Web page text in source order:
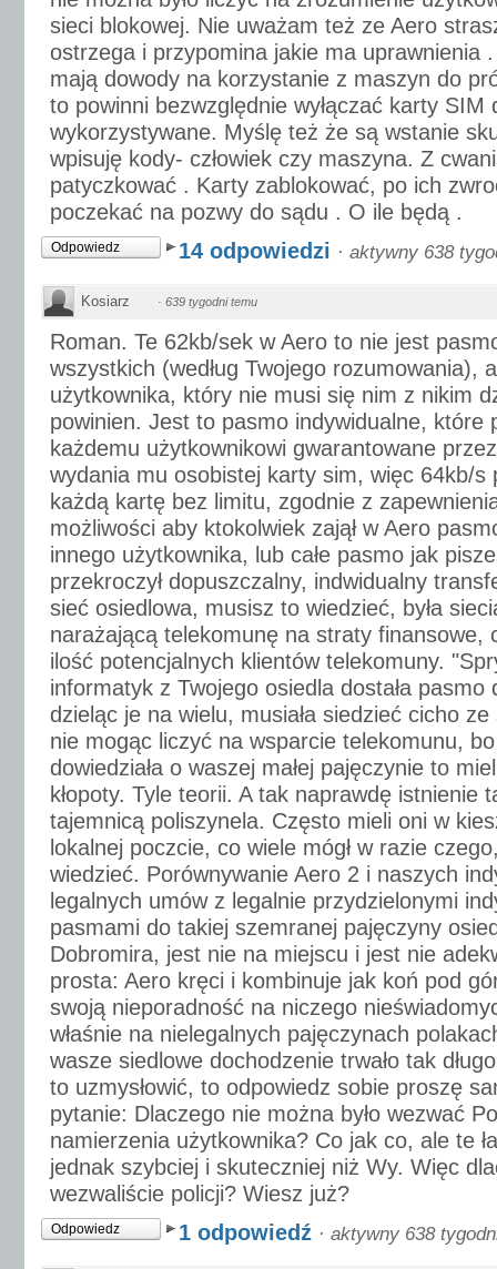
sieci blokowej. Nie uważam też ze Aero
ostrzega i przypomina jakie ma uprawnienia
mają dowody na korzystanie z maszyn do
to powinni bezwzględnie wyłączać karty SIM
wykorzystywane. Myślę też że są wstanie
wpisuję kody- człowiek czy maszyna. Z
patyczkować . Karty zablokować, po ich
poczekać na pozwy do sądu . O ile będą .
Odpowiedz 14 odpowiedzi · aktywny 638
Kosiarz · 639 tygodni temu
Roman. Te 62kb/sek w Aero to nie jest
wszystkich (według Twojego rozumowania),
użytkownika, który nie musi się nim z nikim
powinien. Jest to pasmo indywidualne, które
każdemu użytkownikowi gwarantowane
wydania mu osobistej karty sim, więc 64kb/s
każdą kartę bez limitu, zgodnie z
możliwości aby ktokolwiek zajął w Aero
innego użytkownika, lub całe pasmo jak
przekroczył dopuszczalny, indwidualny
sieć osiedlowa, musisz to wiedzieć, była
narażającą telekomunę na straty finansowe,
ilość potencjalnych klientów telekomuny.
informatyk z Twojego osiedla dostała pasmo
dzieląc je na wielu, musiała siedzieć cicho
nie mogąc liczyć na wsparcie telekomunu,
dowiedziała o waszej małej pajęczynie to
kłopoty. Tyle teorii. A tak naprawdę istnienie
tajemnicą poliszynela. Często mieli oni w
lokalnej poczcie, co wiele mógł w razie
wiedzieć. Porównywanie Aero 2 i naszych
legalnych umów z legalnie przydzielonymi
pasmami do takiej szemranej pajęczyny
Dobromira, jest nie na miejscu i jest nie
prosta: Aero kręci i kombinuje jak koń pod
swoją nieporadność na niczego
właśnie na nielegalnych pajęczynach
wasze siedlowe dochodzenie trwało tak
to uzmysłowić, to odpowiedz sobie proszę
pytanie: Dlaczego nie można było wezwać
namierzenia użytkownika? Co jak co, ale te
jednak szybciej i skuteczniej niż Wy. Więc
wezwaliście policji? Wiesz już?
Odpowiedz 1 odpowiedź · aktywny 638